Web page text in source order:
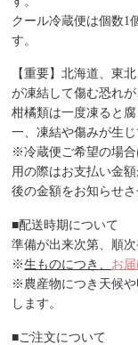
クール冷蔵便は個数1
す。
【重要】北海道、東
が凍結して傷む恐れ
柑橘類は一度凍ると
一、凍結や傷みが生
※冷蔵便ご希望の場合
用の際はお支払い金
後の金額をお知らせさ
■配送時期について
準備が出来次第、順次
※生ものにつき、 お
※農産物につき天候や
します。
■ご注文について